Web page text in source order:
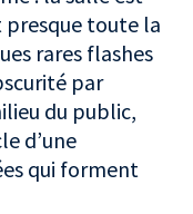
toute la
rares flashes
par
du public,
d’une
qui forment